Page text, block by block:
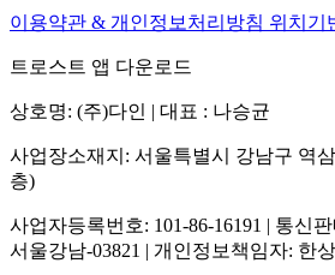
이용약관 & 개인정보처리방침 위치기
트로스트 앱 다운로드
상호명: (주)다인 | 대표 : 나승균
사업장소재지: 서울특별시 강남구 역
층)
사업자등록번호: 101-86-16191 | 통신
서울강남-03821 | 개인정보책임자: 한